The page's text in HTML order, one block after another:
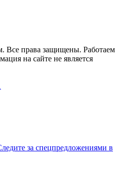
Все права защищены. Работаем
на сайте не является
за спецпредложениями в